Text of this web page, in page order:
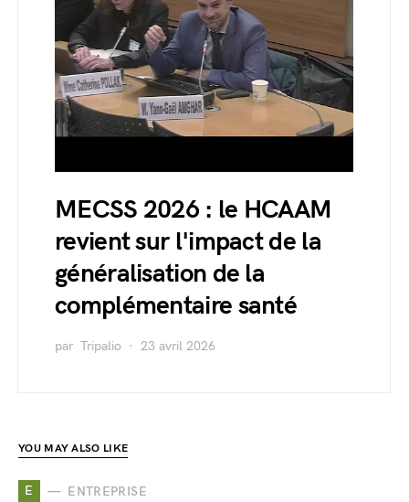
MECSS 2026 : le HCAAM
revient sur l'impact de la
généralisation de la
complémentaire santé
par Tripalio 23 avril 2026
YOU MAY ALSO LIKE
E ENTREPRISE